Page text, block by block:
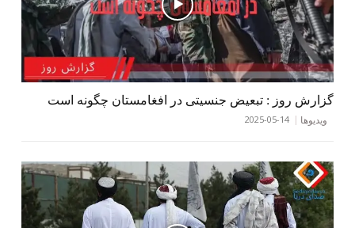
گزارش روز : تبعیض جنسیتی در افغامستان چگونه است
ویدیوها 2025-05-14